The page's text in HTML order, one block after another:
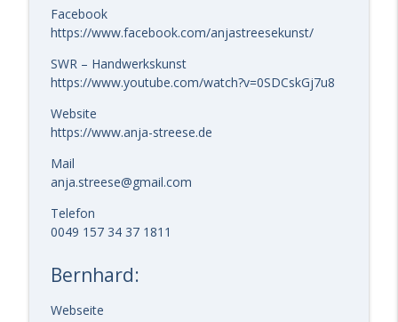
Lebensfreude!
kreativ-glücklich-leben - DEIN Podcast für gute Energie
mit Anja Streese.
kreativ-glücklich-leben - DEIN Podcast für gute Energie
mit Anja Streese.
ersten 10 Glücksbausteine
kreativ-glücklich-leben - DEIN Podcast für gute Energie
mit Anja Streese.
# 299 GAS - Jeder Tag ist ein Feiertag!
kreativ-glücklich-leben - DEIN Podcast für gute Energie
Facebook
https://www.facebook.com/anjastreesekunst/
SWR – Handwerkskunst
https://www.youtube.com/watch?v=0SDCskGj7u8
Website
https://www.anja-streese.de
Mail
anja.streese@gmail.com
Telefon
0049 157 34 37 1811
Bernhard:
Webseite